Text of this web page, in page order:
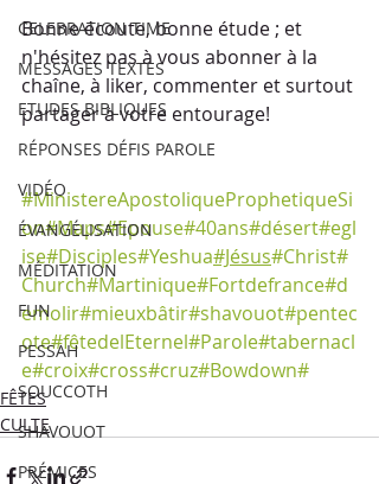
CELEBRATION TIME
MESSAGES TEXTES
ETUDES BIBLIQUES
RÉPONSES DÉFIS PAROLE
VIDÉO
ÉVANGÉLISATION
MÉDITATION
FUN
PESSAH
SOUCCOTH
SHAVOUOT
PRÉMICES
Bonne écoute, bonne étude ; et
n'hésitez pas à vous abonner à la
chaîne, à liker, commenter et surtout
partager à votre entourage!
#MinistereApostoliqueProphetiqueSi
on#Maps#Epouse#40ans#désert#egl
ise#Disciples#Yeshua#Jésus#Christ#
Church#Martinique#Fortdefrance#d
emolir#mieuxbâtir#shavouot#pentec
ote#fêtedelEternel#Parole#tabernacl
e#croix#cross#cruz#Bowdown#
FÊTES
CULTE